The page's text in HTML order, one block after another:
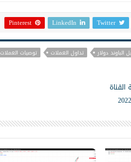
Twitter
LinkedIn
Pinterest
الباوند دولار تداول العملات توصيات العملات